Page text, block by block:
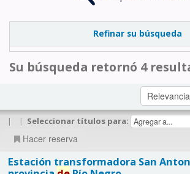
Refinar su búsqueda
Su búsqueda retornó 4
| | Seleccionar títulos para:
Hacer reserva
Estación transformadora San